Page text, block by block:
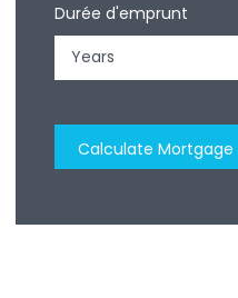
Durée d'emprunt